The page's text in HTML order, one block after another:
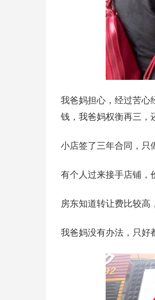
我爸妈担心，经过苦心
钱，我爸妈权衡再三，
小店签了三年合同，只
有个人过来接手店铺，
房东知道转让费比较高
我爸妈没有办法，只好